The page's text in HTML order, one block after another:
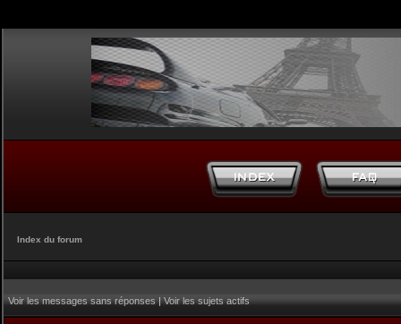
Index du forum
Voir les messages sans réponses|Voir les sujets actifs